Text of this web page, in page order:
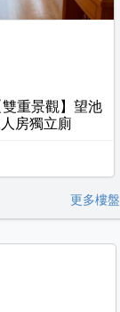
重景觀】望池
房獨立廁
更多樓盤